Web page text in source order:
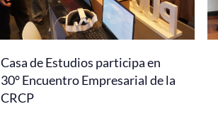
Casa de Estudios participa en
30° Encuentro Empresarial de la
CRCP